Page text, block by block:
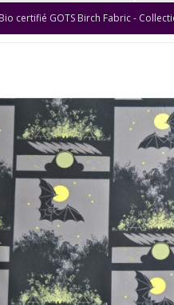
certifié GOTS Birch Fabric -